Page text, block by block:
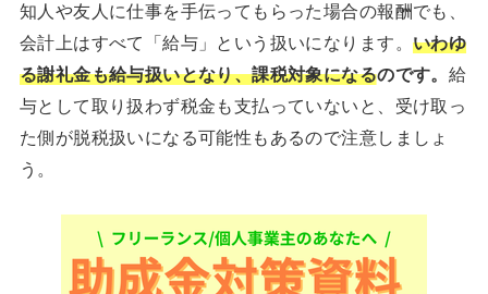
知人や友人に仕事を手伝ってもらった場合の報酬でも、
会計上はすべて「給与」という扱いになります。 いわゆ
る謝礼金も給与扱いとなり、課税対象になるのです。 給
与として取り扱わず税金も支払っていないと、受け取っ
た側が脱税扱いになる可能性もあるので注意しましょ
う。